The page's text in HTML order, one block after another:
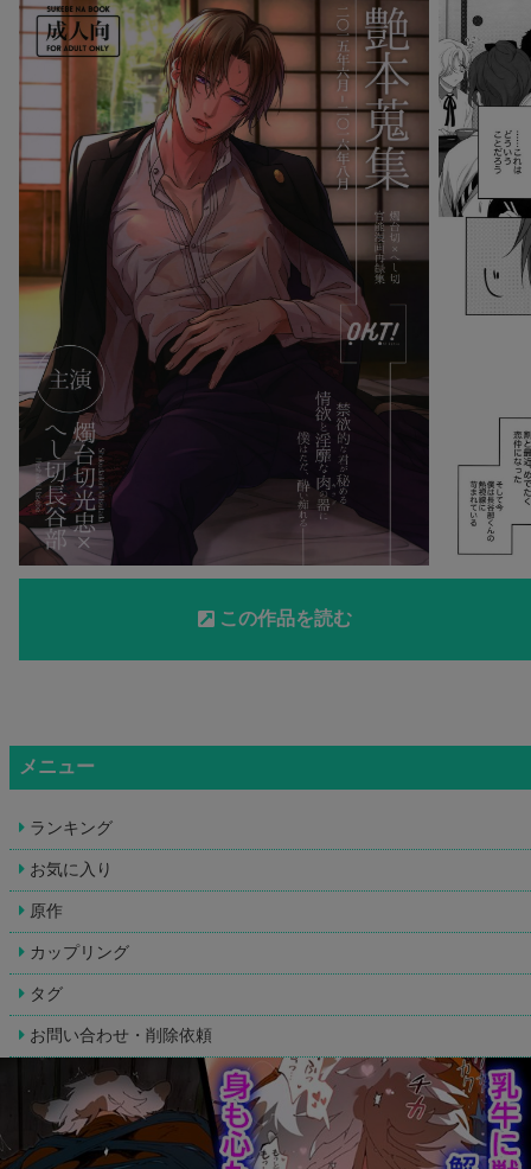
この作品を読む
メニュー
ランキング
お気に入り
原作
カップリング
タグ
お問い合わせ・削除依頼